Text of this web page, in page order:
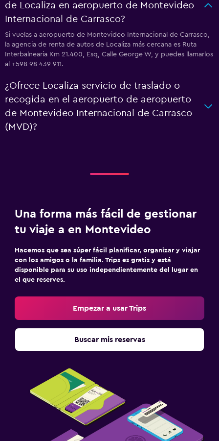
de Localiza en aeropuerto de Montevideo
Internacional de Carrasco?
Si vuelas a aeropuerto de Montevideo Internacional de Carrasco,
la agencia de renta de autos de Localiza más cercana es Ruta
Interbalnearia Km 21.400, Esq, Calle George W, y puedes llamarlos
al +598 98 439 911.
¿Ofrece Localiza servicio de traslado o
recogida en el aeropuerto de aeropuerto
de Montevideo Internacional de Carrasco
(MVD)?
Una forma más fácil de gestionar
tu viaje a en Montevideo
Hacemos que sea súper fácil planificar, organizar y viajar
con los amigos o la familia. Trips es gratis y está
disponible para su uso independientemente del lugar en
el que reserves.
Empezar a usar Trips
Buscar mis reservas